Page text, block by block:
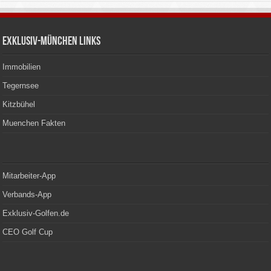
Exklusiv-München Links
Immobilien
Tegernsee
Kitzbühel
Muenchen Fakten
Mitarbeiter-App
Verbands-App
Exklusiv-Golfen.de
CEO Golf Cup